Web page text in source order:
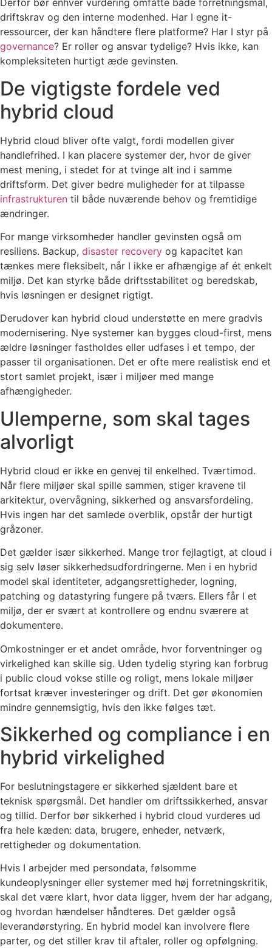
Derfor bør enhver vurdering omfatte både forretningsmål,
driftskrav og den interne modenhed. Har I egne it-
ressourcer, der kan håndtere flere platforme? Har I styr på
governance? Er roller og ansvar tydelige? Hvis ikke, kan
kompleksiteten hurtigt æde gevinsten.
De vigtigste fordele ved
hybrid cloud
Hybrid cloud bliver ofte valgt, fordi modellen giver
handlefrihed. I kan placere systemer der, hvor de giver
mest mening, i stedet for at tvinge alt ind i samme
driftsform. Det giver bedre muligheder for at tilpasse
infrastrukturen til både nuværende behov og fremtidige
ændringer.
For mange virksomheder handler gevinsten også om
resiliens. Backup, disaster recovery og kapacitet kan
tænkes mere fleksibelt, når I ikke er afhængige af ét enkelt
miljø. Det kan styrke både driftsstabilitet og beredskab,
hvis løsningen er designet rigtigt.
Derudover kan hybrid cloud understøtte en mere gradvis
modernisering. Nye systemer kan bygges cloud-first, mens
ældre løsninger fastholdes eller udfases i et tempo, der
passer til organisationen. Det er ofte mere realistisk end et
stort samlet projekt, især i miljøer med mange
afhængigheder.
Ulemperne, som skal tages
alvorligt
Hybrid cloud er ikke en genvej til enkelhed. Tværtimod.
Når flere miljøer skal spille sammen, stiger kravene til
arkitektur, overvågning, sikkerhed og ansvarsfordeling.
Hvis ingen har det samlede overblik, opstår der hurtigt
gråzoner.
Det gælder især sikkerhed. Mange tror fejlagtigt, at cloud i
sig selv løser sikkerhedsudfordringerne. Men i en hybrid
model skal identiteter, adgangsrettigheder, logning,
patching og datastyring fungere på tværs. Ellers får I et
miljø, der er svært at kontrollere og endnu sværere at
dokumentere.
Omkostninger er et andet område, hvor forventninger og
virkelighed kan skille sig. Uden tydelig styring kan forbrug
i public cloud vokse stille og roligt, mens lokale miljøer
fortsat kræver investeringer og drift. Det gør økonomien
mindre gennemsigtig, hvis den ikke følges tæt.
Sikkerhed og compliance i en
hybrid virkelighed
For beslutningstagere er sikkerhed sjældent bare et
teknisk spørgsmål. Det handler om driftssikkerhed, ansvar
og tillid. Derfor bør sikkerhed i hybrid cloud vurderes ud
fra hele kæden: data, brugere, enheder, netværk,
rettigheder og dokumentation.
Hvis I arbejder med persondata, følsomme
kundeoplysninger eller systemer med høj forretningskritik,
skal det være klart, hvor data ligger, hvem der har adgang,
og hvordan hændelser håndteres. Det gælder også
leverandørstyring. En hybrid model kan involvere flere
parter, og det stiller krav til aftaler, roller og opfølgning.